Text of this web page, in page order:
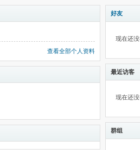
查看全部个人资料
好友
现在还
最近访客
现在还
群组